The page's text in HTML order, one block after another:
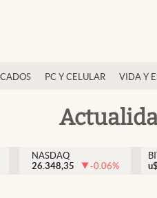
PC Y CELULAR VIDA Y
NASDAQ
26.348,35
-0.06%